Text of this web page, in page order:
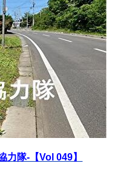
隊‐【Vol 049】